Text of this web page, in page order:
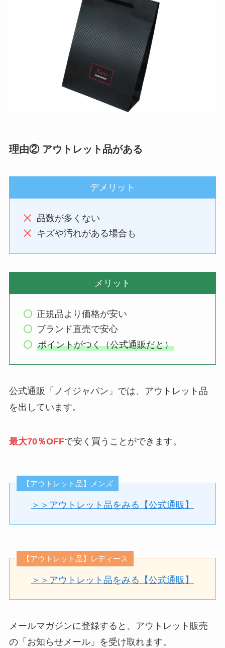
理由② アウトレット品がある
デメリット
品数が多くない
キズや汚れがある場合も
メリット
正規品より価格が安い
ブランド直売で安心
ポイントがつく（公式通販だと）
公式通販「ノイジャパン」では、アウトレット品
を出しています。
最大70％OFFで安く買うことができます。
【アウトレット品】メンズ
＞＞アウトレット品をみる【公式通販】
【アウトレット品】レディース
＞＞アウトレット品をみる【公式通販】
メールマガジンに登録すると、アウトレット販売
の「お知らせメール」を受け取れます。